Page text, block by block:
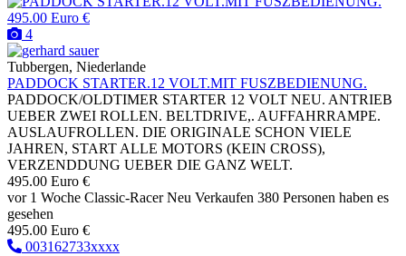
495.00 Euro €
4
Tubbergen, Niederlande
PADDOCK STARTER.12 VOLT.MIT FUSZBEDIENUNG.
PADDOCK/OLDTIMER STARTER 12 VOLT NEU. ANTRIEB
UEBER ZWEI ROLLEN. BELTDRIVE,. AUFFAHRRAMPE.
AUSLAUFROLLEN. DIE ORIGINALE SCHON VIELE
JAHREN, START ALLE MOTORS (KEIN CROSS),
VERZENDDUNG UEBER DIE GANZ WELT.
495.00 Euro €
vor 1 Woche Classic-Racer Neu Verkaufen 380 Personen haben es
gesehen
495.00 Euro €
003162733xxxx